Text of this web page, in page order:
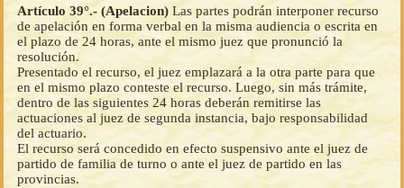
Artículo 39°.- (Apelacion) Las partes podrán interponer recurso
de apelación en forma verbal en la misma audiencia o escrita en
el plazo de 24 horas, ante el mismo juez que pronunció la
resolución.
Presentado el recurso, el juez emplazará a la otra parte para que
en el mismo plazo conteste el recurso. Luego, sin más trámite,
dentro de las siguientes 24 horas deberán remitirse las
actuaciones al juez de segunda instancia, bajo responsabilidad
del actuario.
El recurso será concedido en efecto suspensivo ante el juez de
partido de familia de turno o ante el juez de partido en las
provincias.